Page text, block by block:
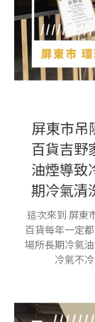
屏東市吊
百貨吉野
油煙導致
期冷氣清
這次來到 屏東
百貨每年一定
場所長期冷氣
冷氣不